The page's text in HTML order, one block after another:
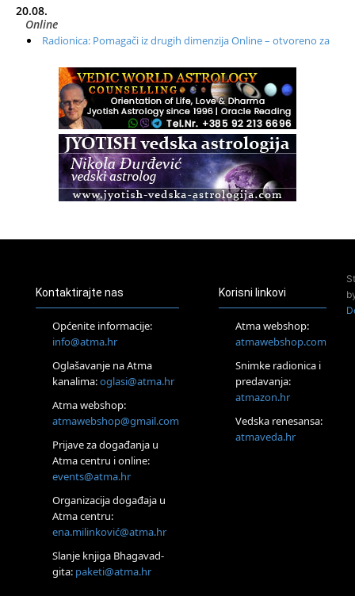
20.08.
Online
Radionica: Pomagači iz drugih dimenzija Online – otvoreno za
Zagreb+Online
Osnovni ThetaHealing® tečaj, Zagreb i Online
Access BARS®, otpusti stres
Access Energetski Facelift®
Tečaj Višeg Vodstva, razvijanja intuicije i Akaša zapisa
25.08.
Upisi u program Profesionalni hipnoterapeut — nova
generacija kreće 25.08. 2026.
Online
Visoko
Alemka Dauskardt – Jednodnevna radionica sistemskih
konstelacija
HOD PO ŽERAVICI – Seminar koji mijenja tijelo, duh i um
SoulFest – Festival glazbe, mudrosti i zajedništva
Radoboj
Noćna šumska kupka
Online
Kontaktirajte nas
Općenite informacije:
info@atma.hr
Oglašavanje na Atma
kanalima:oglasi@atma.hr
Atma webshop:
atmawebshop@gmail.com
Prijave za događanja u
Atma centru i online:
events@atma.hr
Organizacija događaja u
Atma centru:
ena.milinković@atma.hr
Slanje knjiga Bhagavad-
gita: paketi@atma.hr
Korisni linkovi
Atma webshop:
atmawebshop.com
Snimke radionica i
predavanja:
atmazon.hr
Vedska renesansa:
atmaveda.hr